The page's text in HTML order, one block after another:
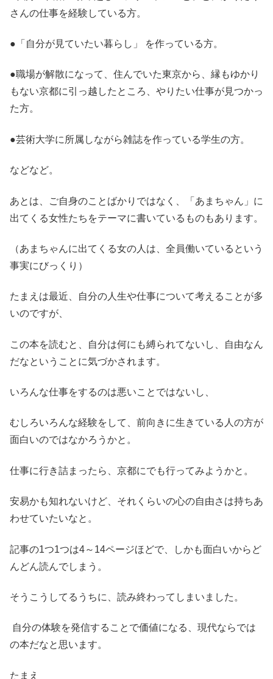
さんの仕事を経験している方。
●「自分が見ていたい暮らし」 を作っている方。
●職場が解散になって、住んでいた東京から、縁もゆかり
もない京都に引っ越したところ、やりたい仕事が見つかっ
た方。
●芸術大学に所属しながら雑誌を作っている学生の方。
などなど。
あとは、ご自身のことばかりではなく、「あまちゃん」に
出てくる女性たちをテーマに書いているものもあります。
（あまちゃんに出てくる女の人は、全員働いているという
事実にびっくり）
たまえは最近、自分の人生や仕事について考えることが多
いのですが、
この本を読むと、自分は何にも縛られてないし、自由なん
だなということに気づかされます。
いろんな仕事をするのは悪いことではないし、
むしろいろんな経験をして、前向きに生きている人の方が
面白いのではなかろうかと。
仕事に行き詰まったら、京都にでも行ってみようかと。
安易かも知れないけど、それくらいの心の自由さは持ちあ
わせていたいなと。
記事の1つ1つは4～14ページほどで、しかも面白いからど
んどん読んでしまう。
そうこうしてるうちに、読み終わってしまいました。
自分の体験を発信することで価値になる、現代ならでは
の本だなと思います。
たまえ